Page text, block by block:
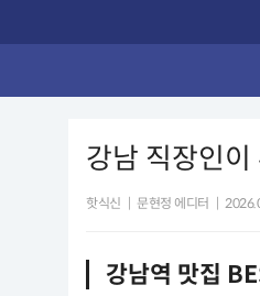
강남 직장인
핫식신 문현정 에디터
강남역 맛집